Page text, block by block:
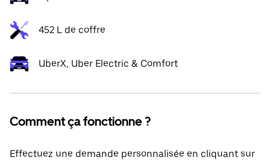
452 L de coffre
UberX, Uber Electric & Comfort
Comment ça fonctionne ?
Effectuez une demande personnalisée en cliquant sur